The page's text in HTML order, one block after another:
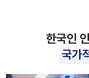
한국인
국가